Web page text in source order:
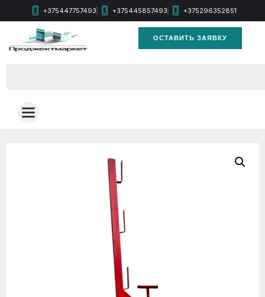
+375447757493 +375445857493 +375296352851
ОСТАВИТЬ ЗАЯВКУ